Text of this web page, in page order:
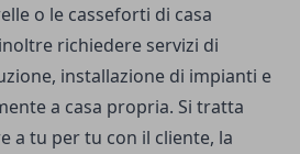
o le casseforti di casa
richiedere servizi di
installazione di impianti e
a casa propria. Si tratta
a tu per tu con il cliente, la